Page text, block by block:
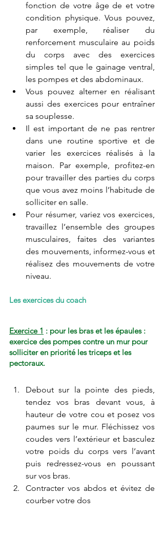
fonction de votre âge de et votre
condition physique. Vous pouvez,
par exemple, réaliser du
renforcement musculaire au poids
du corps avec des exercices
simples tel que le gainage ventral,
les pompes et des abdominaux.
Vous pouvez alterner en réalisant
aussi des exercices pour entraîner
sa souplesse.
Il est important de ne pas rentrer
dans une routine sportive et de
varier les exercices réalisés à la
maison. Par exemple, profitez-en
pour travailler des parties du corps
que vous avez moins l’habitude de
solliciter en salle.
Pour résumer, variez vos exercices,
travaillez l’ensemble des groupes
musculaires, faites des variantes
des mouvements, informez-vous et
réalisez des mouvements de votre
niveau.
Les exercices du coach
Exercice 1 : pour les bras et les épaules :
exercice des pompes contre un mur pour
solliciter en priorité les triceps et les
pectoraux.
Debout sur la pointe des pieds,
tendez vos bras devant vous, à
hauteur de votre cou et posez vos
paumes sur le mur. Fléchissez vos
coudes vers l’extérieur et basculez
votre poids du corps vers l’avant
puis redressez-vous en poussant
sur vos bras.
Contracter vos abdos et évitez de
courber votre dos